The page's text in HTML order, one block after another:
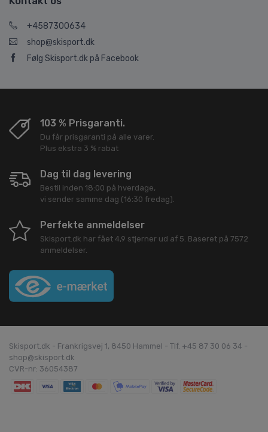
+4587300634
shop@skisport.dk
Følg Skisport.dk på Facebook
103 % Prisgaranti.
Du får prisgaranti på alle varer.
Plus ekstra 3 % rabat
Dag til dag levering
Bestil inden 18:00 på hverdage,
vi sender samme dag (16:30 fredag).
Perfekte anmeldelser
Skisport.dk har fået 4,9 stjerner ud af 5 . Baseret på 7572
anmeldelser.
Skisport.dk - Frankrigsvej 1, 8450 Hammel - Tlf. +45 87 30 06 34 -
shop@skisport.dk
CVR-nr: 36054387